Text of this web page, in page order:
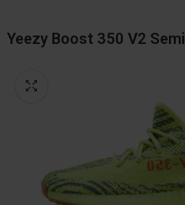
Yeezy Boost 350 V2